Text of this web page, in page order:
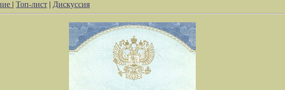
| Топ-лист | Дискуссия